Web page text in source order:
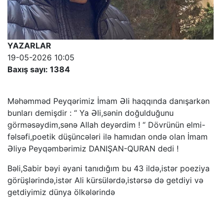
YAZARLAR
19-05-2026 10:05
Baxış sayı: 1384
Məhəmməd Peyqərimiz İmam Əli haqqında danışarkən
bunları demişdir : “ Ya Əli,sənin doğulduğunu
görməsəydim,sənə Allah deyərdim ! “ Dövrünün elmi-
fəlsəfi,poetik düşüncələri ilə hamıdan ondə olan İmam
Əliyə Peyqəmbərimiz DANIŞAN-QURAN dedi !
Bəli,Sabir bəyi əyani tanıdığım bu 43 ildə,istər poeziya
görüşlərində,istər Ali kürsülərdə,istərsə də getdiyi və
getdiyimiz dünya ölkələrində